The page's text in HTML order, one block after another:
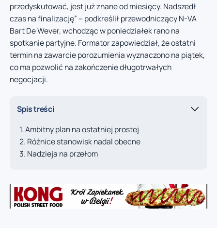
przedyskutować, jest już znane od miesięcy. Nadszedł
czas na finalizację” – podkreślił przewodniczący N-VA
Bart De Wever, wchodząc w poniedziałek rano na
spotkanie partyjne. Formator zapowiedział, że ostatni
termin na zawarcie porozumienia wyznaczono na piątek,
co ma pozwolić na zakończenie długotrwałych
negocjacji.
Spis treści
Ambitny plan na ostatniej prostej
Różnice stanowisk nadal obecne
Nadzieja na przełom